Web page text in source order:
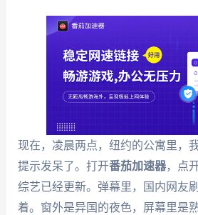
现在，凌晨两点，纽约的公寓里，
提示发呆了。打开番茄加速器，点
综艺已经更新。弹幕里，国内网友
着。窗外是异国的夜色，屏幕里是